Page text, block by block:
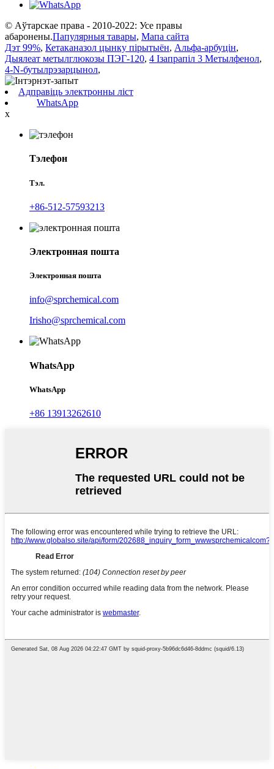
© Аўтарскае права - 2010-2022: Усе правы
абаронены.Папулярныя тавары, Мапа сайта
Дэт 99%, Кетаканазол цынку пірытыён, Альфа-арбуцін,
Дыялеат метылглюкозы ПЭГ-120, 4 Ізапрапіл 3 Метылфенол,
4-N-бутылрэзарцынол,
Адправіць электронны ліст
WhatsApp
x
Тэлефон
Тэл.
+86-512-57593213
Электронная пошта
Электронная пошта
info@sprchemical.com
Irisho@sprchemical.com
WhatsApp
WhatsApp
+86 13913262610